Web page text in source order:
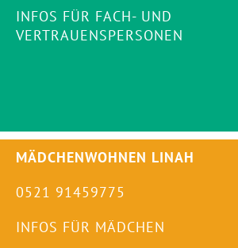
INFOS FÜR FACH- UND
VERTRAUENSPERSONEN
MÄDCHENWOHNEN LINAH
0521 91459775
INFOS FÜR MÄDCHEN